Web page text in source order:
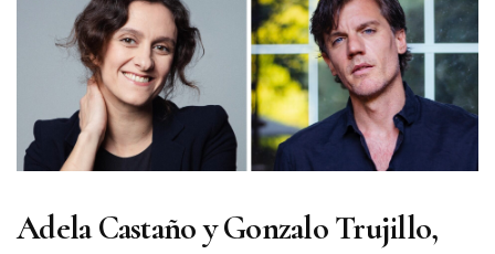
Adela Castaño y Gonzalo Trujillo,